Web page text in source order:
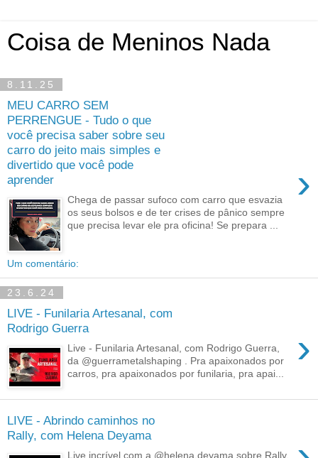
Coisa de Meninos Nada
8.11.25
MEU CARRO SEM
PERRENGUE - Tudo o que
você precisa saber sobre seu
carro do jeito mais simples e
divertido que você pode
aprender
›
Chega de passar sufoco com carro que esvazia
os seus bolsos e de ter crises de pânico sempre
que precisa levar ele pra oficina! Se prepara ...
Um comentário:
23.6.24
LIVE - Funilaria Artesanal, com
Rodrigo Guerra
›
Live - Funilaria Artesanal, com Rodrigo Guerra,
da @guerrametalshaping . Pra apaixonados por
carros, pra apaixonados por funilaria, pra apai...
LIVE - Abrindo caminhos no
Rally, com Helena Deyama
Live incrível com a @helena.deyama sobre Rally,